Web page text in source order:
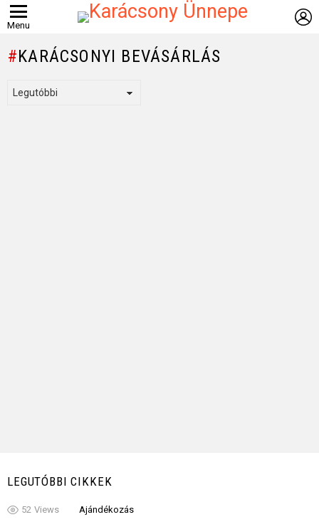
Menu
KARÁCSONYI BEVÁSÁRLÁS
LEGUTÓBBI CIKKEK
52 Views Ajándékozás